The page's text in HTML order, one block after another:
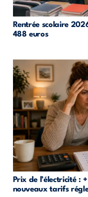
Rentrée scolaire
488 euros
Prix de l’électricité :
nouveaux tarifs